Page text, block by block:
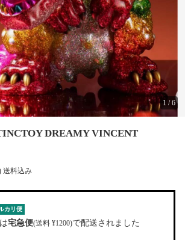
1 /6
DREAMY VINCENT
送料込み
カリ便
宅急便(送料 ¥1200)で配送されました